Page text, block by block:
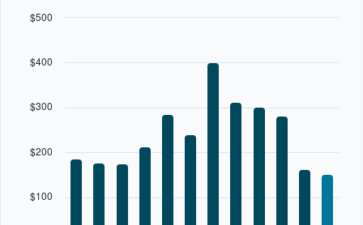
Range:
categories.
$100
$200
$300
$400
$500